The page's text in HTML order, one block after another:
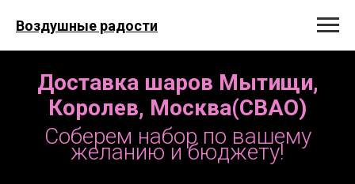
Воздушные радости
Доставка шаров Мытищи,
Королев, Москва(СВАО)
Соберем набор по вашему
желанию и бюджету!